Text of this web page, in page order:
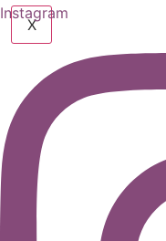
X
Instagram